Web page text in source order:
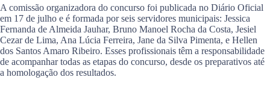
A comissão organizadora do concurso foi publicada no Diário Oficial
em 17 de julho e é formada por seis servidores municipais: Jessica
Fernanda de Almeida Jauhar, Bruno Manoel Rocha da Costa, Jesiel
Cezar de Lima, Ana Lúcia Ferreira, Jane da Silva Pimenta, e Hellen
dos Santos Amaro Ribeiro. Esses profissionais têm a responsabilidade
de acompanhar todas as etapas do concurso, desde os preparativos até
a homologação dos resultados.